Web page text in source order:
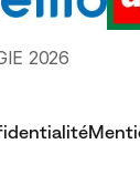
2026